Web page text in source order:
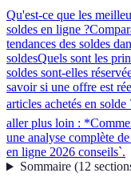
Qu'est-ce que les
soldes en ligne ?
tendances des soldes
soldesQuels sont les
soldes sont-elles
savoir si une offre est
articles achetés en solde
aller plus loin :
une analyse complète
en ligne 2026 conseils`.
Sommaire(12